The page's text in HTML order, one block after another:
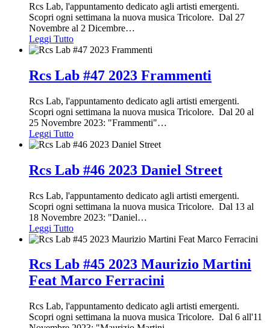
Rcs Lab, l'appuntamento dedicato agli artisti emergenti.
Scopri ogni settimana la nuova musica Tricolore. Dal 27
Novembre al 2 Dicembre…
Leggi Tutto
Rcs Lab #47 2023 Frammenti
Rcs Lab, l'appuntamento dedicato agli artisti emergenti.
Scopri ogni settimana la nuova musica Tricolore. Dal 20 al
25 Novembre 2023: "Frammenti"…
Leggi Tutto
Rcs Lab #46 2023 Daniel Street
Rcs Lab, l'appuntamento dedicato agli artisti emergenti.
Scopri ogni settimana la nuova musica Tricolore. Dal 13 al
18 Novembre 2023: "Daniel…
Leggi Tutto
Rcs Lab #45 2023 Maurizio Martini
Feat Marco Ferracini
Rcs Lab, l'appuntamento dedicato agli artisti emergenti.
Scopri ogni settimana la nuova musica Tricolore. Dal 6 all'11